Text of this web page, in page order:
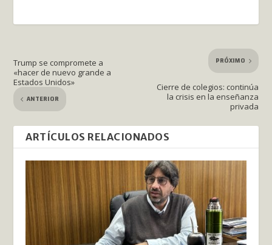
Trump se compromete a
«hacer de nuevo grande a
Estados Unidos»
ANTERIOR
PRÓXIMO
Cierre de colegios: continúa
la crisis en la enseñanza
privada
ARTÍCULOS RELACIONADOS